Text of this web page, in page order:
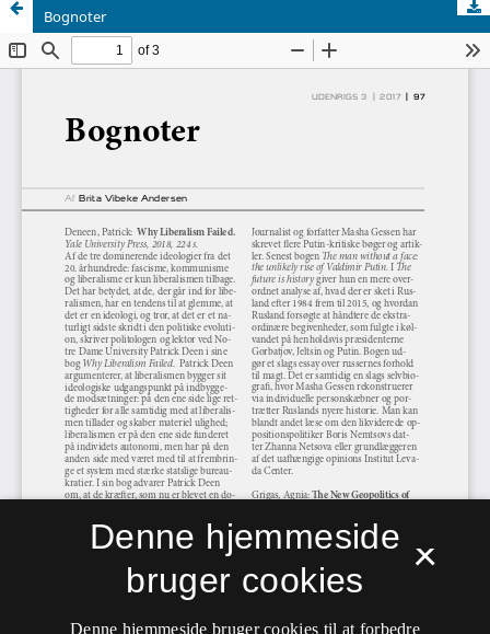
Bognoter
×
Denne hjemmeside
bruger cookies
Denne hjemmeside bruger cookies til at forbedre